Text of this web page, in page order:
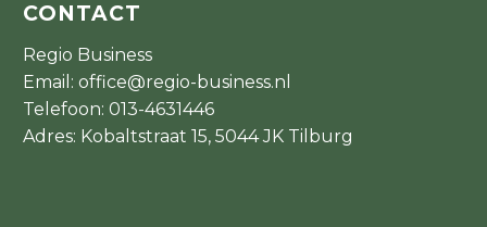
CONTACT
Regio Business
Email: office@regio-business.nl
Telefoon: 013-4631446
Adres: Kobaltstraat 15, 5044 JK Tilburg